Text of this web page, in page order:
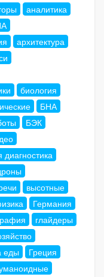
аналитика
архитектура
биология
БНА
БЭК
диагностика
высотные
Германия
глайдеры
еды
Греция